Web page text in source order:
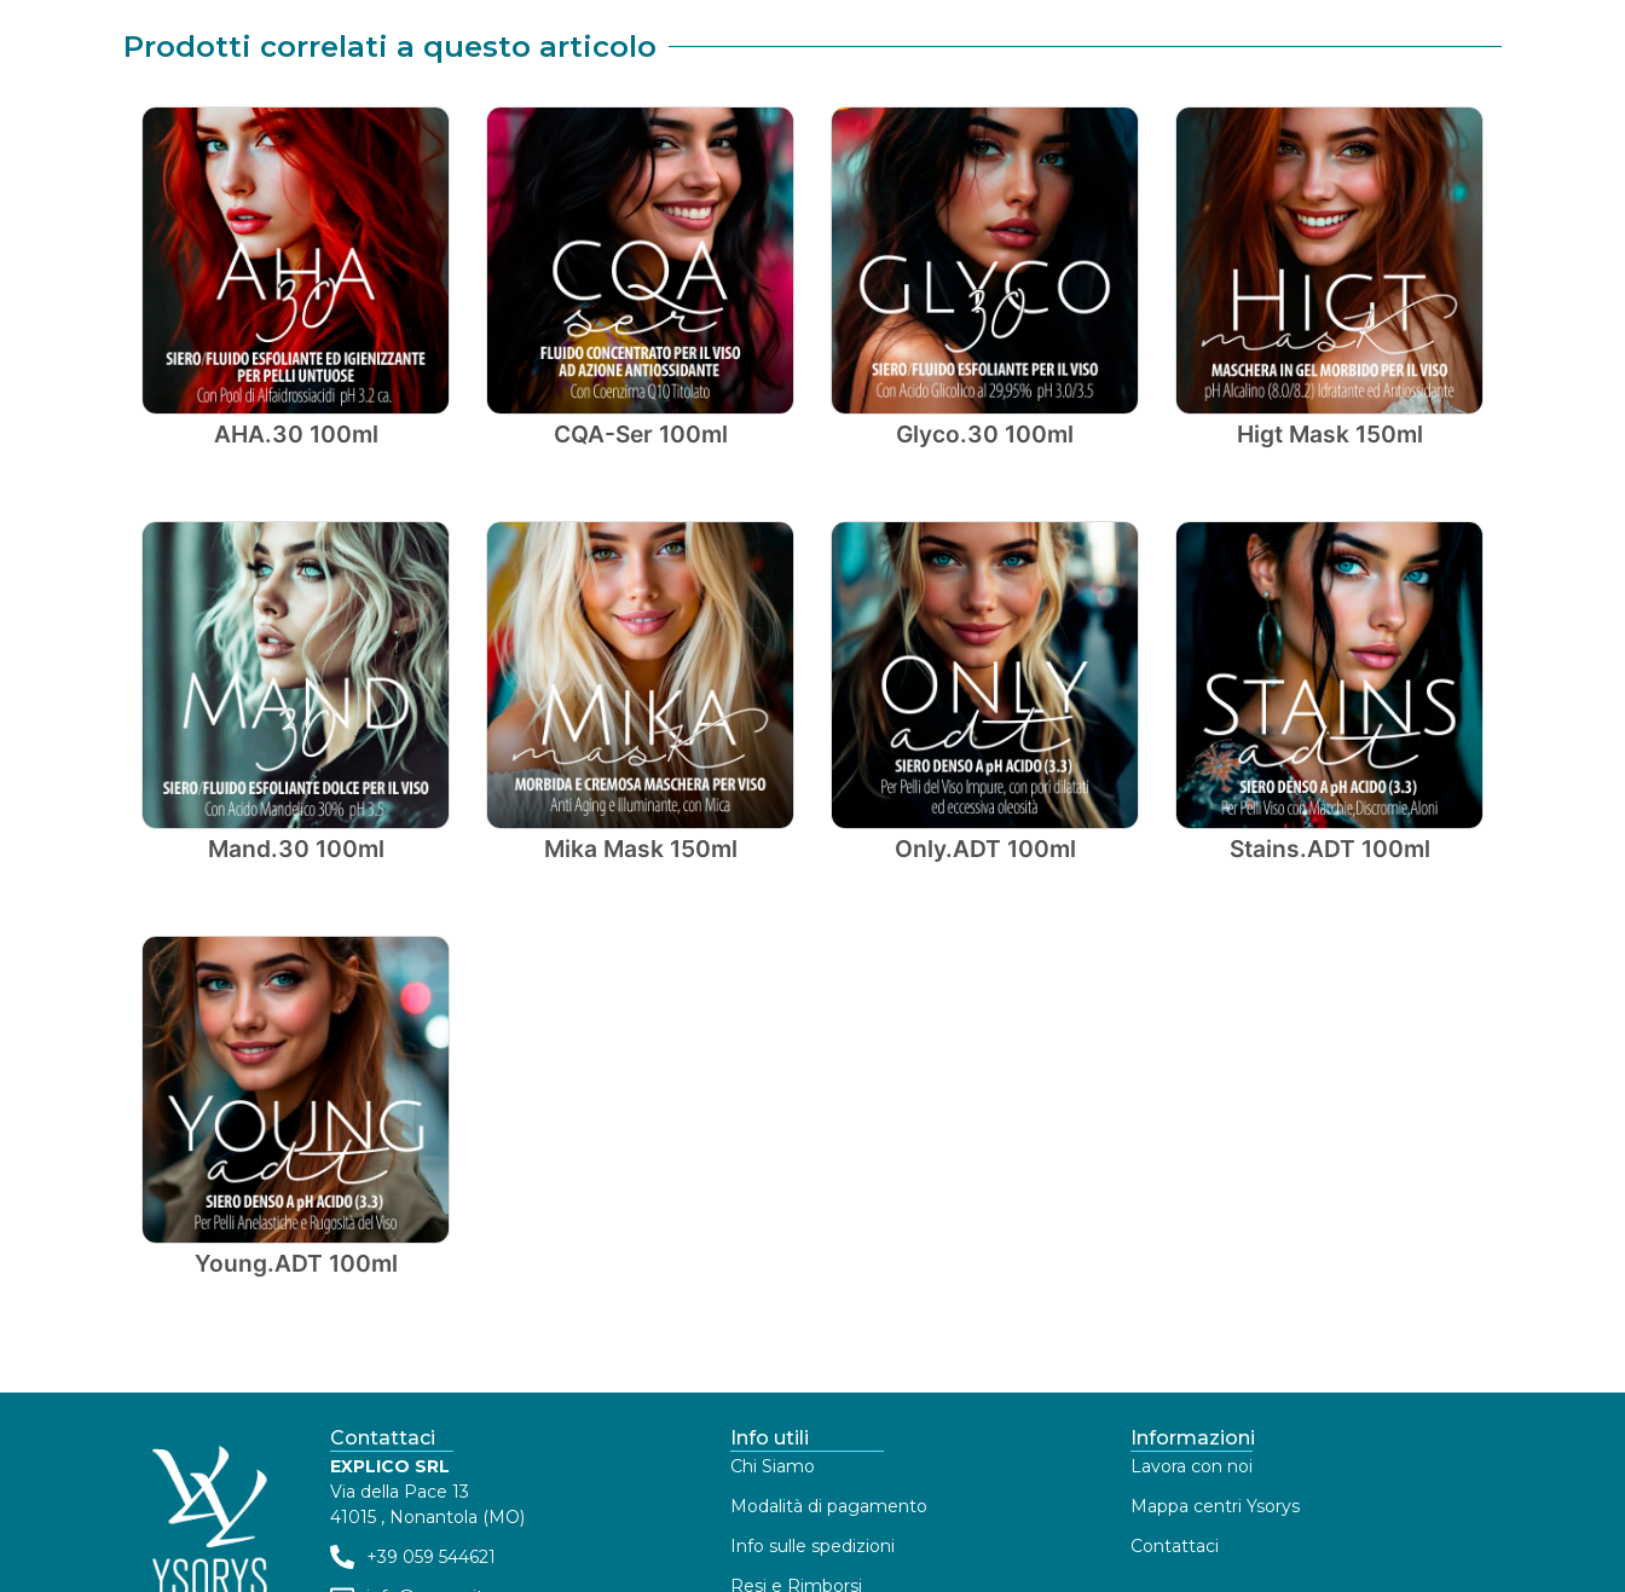
Prodotti correlati a questo articolo
AHA.30 100ml CQA-Ser 100ml Glyco.30 100ml Higt Mask 150ml
Mand.30 100ml Mika Mask 150ml Only.ADT 100ml Stains.ADT 100ml
Young.ADT 100ml
Contattaci
EXPLICO SRL
Via della Pace 13
41015 , Nonantola (MO)
+39 059 544621
Info utili
Chi Siamo
Modalità di pagamento
Info sulle spedizioni
Resi e Rimborsi
Informazioni
Lavora con noi
Mappa centri Ysorys
Contattaci